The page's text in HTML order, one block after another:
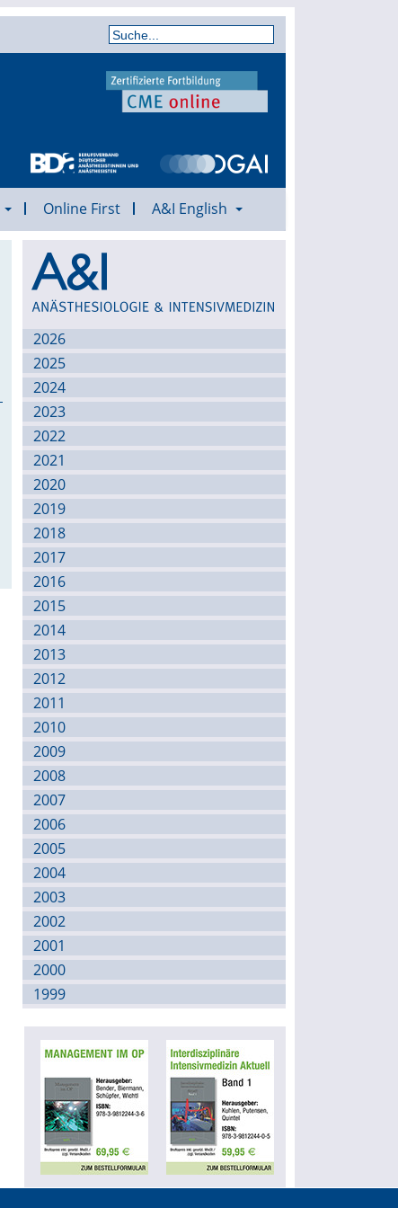
Online First A&I English
Archiv
2026
2025
2024
2023
2022
2021
2020
2019
2018
2017
2016
2015
2014
2013
2012
2011
2010
2009
2008
2007
2006
2005
2004
2003
2002
2001
2000
1999